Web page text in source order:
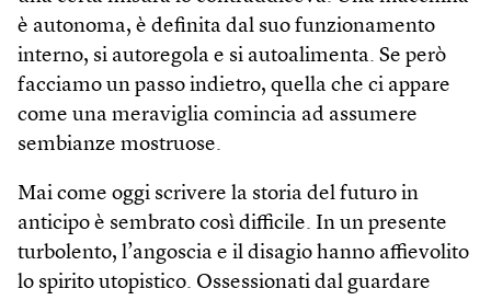
è autonoma, è definita dal suo funzionamento
interno, si autoregola e si autoalimenta. Se però
facciamo un passo indietro, quella che ci appare
come una meraviglia comincia ad assumere
sembianze mostruose.
Mai come oggi scrivere la storia del futuro in
anticipo è sembrato così difficile. In un presente
turbolento, l’angoscia e il disagio hanno affievolito
lo spirito utopistico. Ossessionati dal guardare